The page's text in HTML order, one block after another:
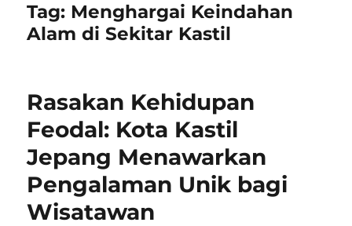
Tag: Menghargai Keindahan
Alam di Sekitar Kastil
Rasakan Kehidupan
Feodal: Kota Kastil
Jepang Menawarkan
Pengalaman Unik bagi
Wisatawan